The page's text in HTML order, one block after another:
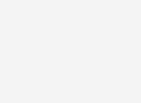
до антрацита, которые
Серия дополнена яркими
и стилизованными
ромбов. Такое
плитку с другими
и интерьерные решения.